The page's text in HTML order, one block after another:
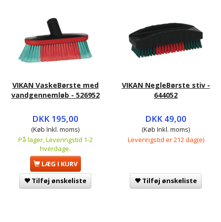
VIKAN VaskeBørste med
vandgennemløb - 526952
DKK 195,00
(Køb Inkl. moms)
På lager, Leveringstid 1-2
hverdage.
LÆG I KURV
Tilføj ønskeliste
VIKAN NegleBørste stiv -
644052
DKK 49,00
(Køb Inkl. moms)
Leveringstid er 212 dag(e)
Tilføj ønskeliste